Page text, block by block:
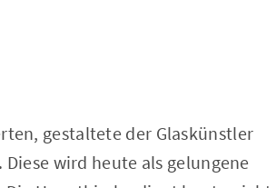
gestaltete der Glaskünstler
wird heute als gelungene